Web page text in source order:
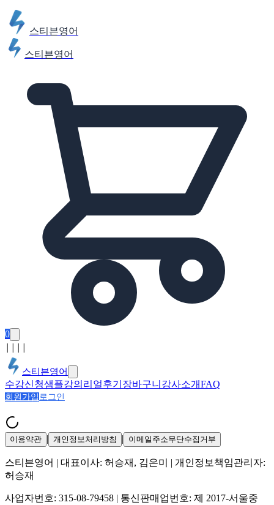
스티븐영어
스티븐영어
0
스티븐영어
수강신청샘플강의 리얼후기 장바구니 강사소개FAQ
회원가입 로그인
이용약관 | 개인정보처리방침 | 이메일주소무단수집거부
스티븐영어 | 대표이사: 허승재, 김은미
| 개인정보책임관리자:
허승재
사업자번호: 315-08-79458 | 통신판매업번호: 제 2017-서울중